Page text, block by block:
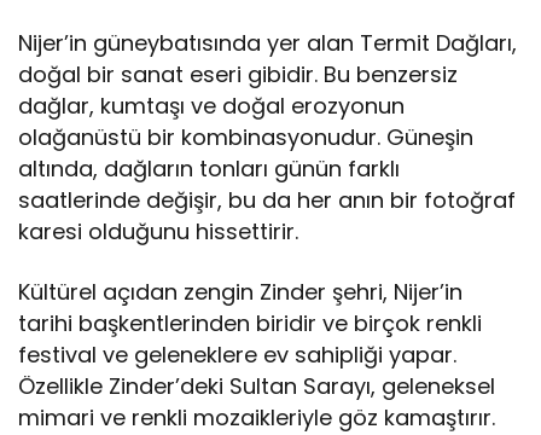
Nijer’in güneybatısında yer alan Termit Dağları,
doğal bir sanat eseri gibidir. Bu benzersiz
dağlar, kumtaşı ve doğal erozyonun
olağanüstü bir kombinasyonudur. Güneşin
altında, dağların tonları günün farklı
saatlerinde değişir, bu da her anın bir fotoğraf
karesi olduğunu hissettirir.
Kültürel açıdan zengin Zinder şehri, Nijer’in
tarihi başkentlerinden biridir ve birçok renkli
festival ve geleneklere ev sahipliği yapar.
Özellikle Zinder’deki Sultan Sarayı, geleneksel
mimari ve renkli mozaikleriyle göz kamaştırır.